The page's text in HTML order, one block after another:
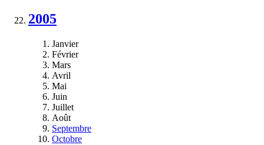
2005
Janvier
Février
Mars
Avril
Mai
Juin
Juillet
Août
Septembre
Octobre